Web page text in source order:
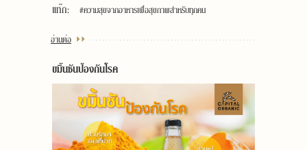
แท๊ก:
#ความสุขจากอาหารเพื่อสุขภาพสำหรับทุกคน
อ่านต่อ
ขมิ้นชันป้องกันโรค